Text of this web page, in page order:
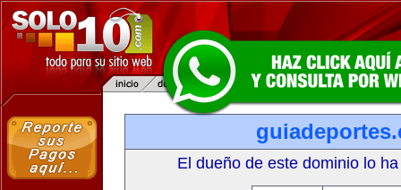
El dueño de este dominio lo